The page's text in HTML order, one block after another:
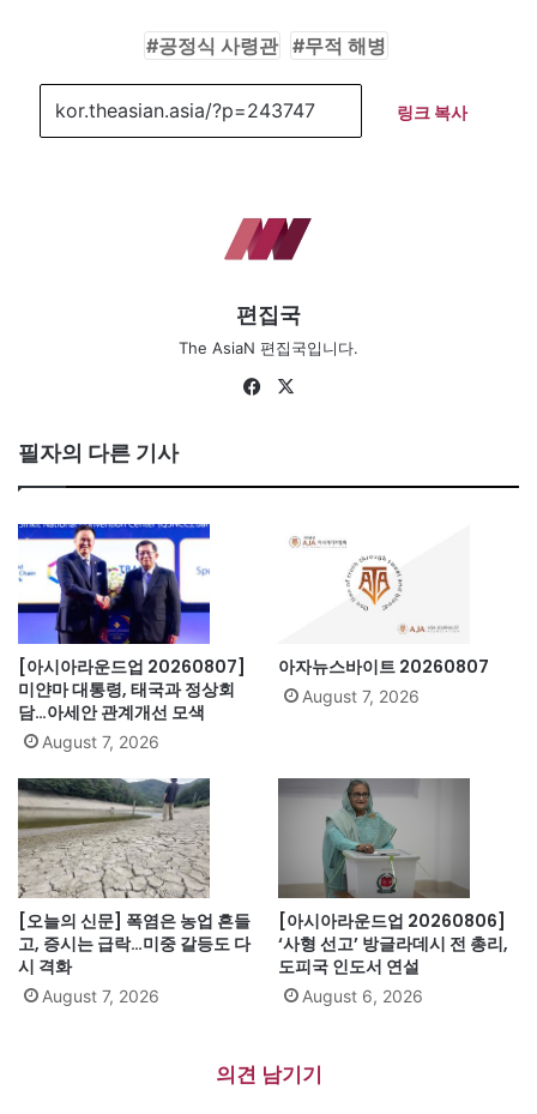
공정식 사령관 무적 해병
링크 복사
편집국
The AsiaN 편집국입니다.
Fa
필자의 다른 기사
[아시아라운드업 20260807]
미얀마 대통령, 태국과 정상회
담…아세안 관계개선 모색
August 7, 2026
아자뉴스바이트 20260807
August 7, 2026
[오늘의 신문] 폭염은 농업 흔들
고, 증시는 급락…미중 갈등도 다
시 격화
August 7, 2026
[아시아라운드업 20260806]
‘사형 선고’ 방글라데시 전 총리,
도피국 인도서 연설
August 6, 2026
의견 남기기